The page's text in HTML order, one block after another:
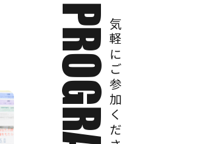
お気軽にご参加ください